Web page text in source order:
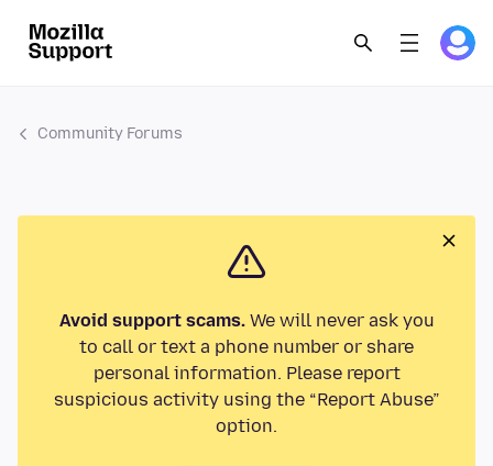
Community Forums
Avoid support scams.We will never ask you
to call or text a phone number or share
personal information. Please report
suspicious activity using the “Report Abuse”
option.